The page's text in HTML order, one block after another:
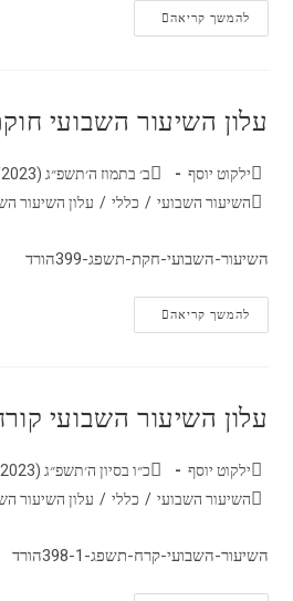
להמשך קריאה
עלון השיעור השבועי
ילקוט יוסף
ב׳ בתמוז ה׳תשפ״ג (21/06/2023)
השיעור השבועי / כללי / עלון השיעור
השיעור-השבועי-חקת-תשפג-399הורד
להמשך קריאה
עלון השיעור השבועי
ילקוט יוסף
כ״ו בסיון ה׳תשפ״ג (15/06/2023)
השיעור השבועי / כללי / עלון השיעור
השיעור-השבועי-קרח-תשפג-398-1הורד